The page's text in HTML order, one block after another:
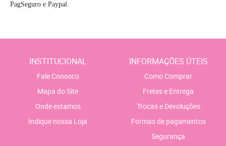
PagSeguro e Paypal.
INSTITUCIONAL
Fale Conosco
Mapa do Site
Onde estamos
Indique nossa Loja
INFORMAÇÕES ÚTEIS
Como Comprar
Fretes e Entrega
Trocas e Devoluções
Formas de pagamentos
Segurança